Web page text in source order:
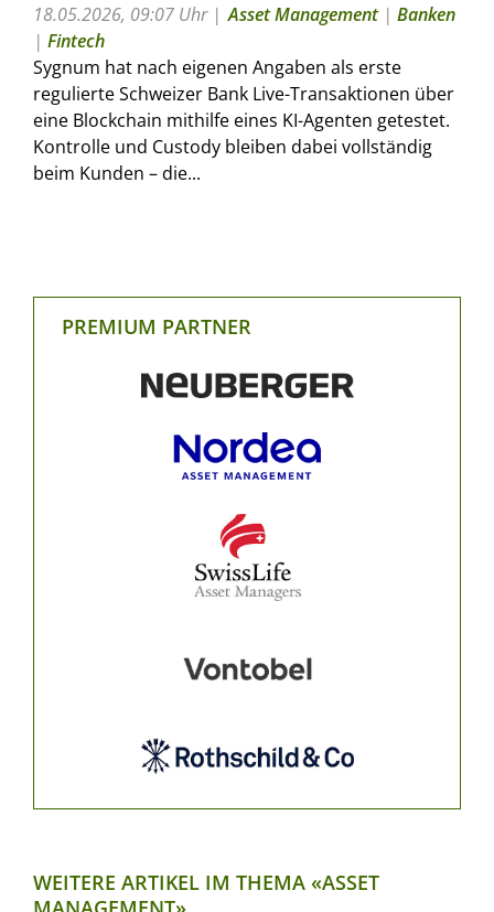
18.05.2026, 09:07 Uhr Asset Management| Banken
| Fintech
Sygnum hat nach eigenen Angaben als erste
regulierte Schweizer Bank Live-Transaktionen über
eine Blockchain mithilfe eines KI-Agenten getestet.
Kontrolle und Custody bleiben dabei vollständig
beim Kunden – die...
PREMIUM PARTNER
WEITERE ARTIKEL IM THEMA «ASSET